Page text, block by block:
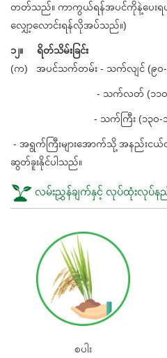
တတ်သည်။ ကာကွယ်ရန်အပင်ကိုနဲ့ပေးရပ
လျှော့လောင်းရန်လိုအပ်သည်။)
၁၂။ ရိတ်သိမ်းခြင်း
(က) အပင်သက်တမ်း - သက်လျင် (၉၀-
- သက်လတ် (၁၁၀-၁၃
- သက်ကြီး (၁၃၀-၁၅
- အရွက်ကြီးများအောက်သို့ အနည်းငယ်လ
ဆွတ်ခူးနိုင်ပါသည်။
လမ်းညွှန်ချက်နှင့် လုပ်ထုံးလုပ်နည်း
စပါး